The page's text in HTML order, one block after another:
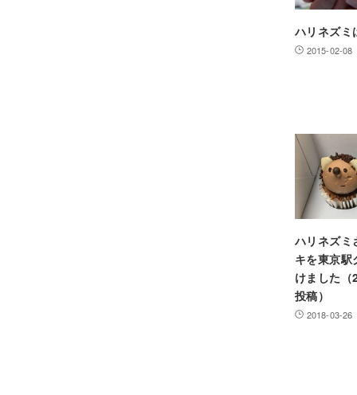
ハリネズミ
2015-02-08
ハリネズミ
キを東京駅
けました
投稿）
2018-03-26